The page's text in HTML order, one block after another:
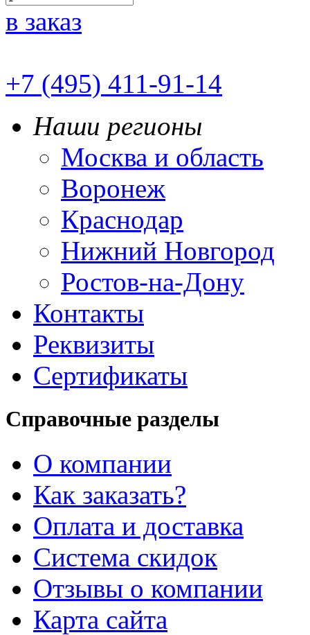
в заказ
+7 (495) 411-91-14
Наши регионы
Москва и область
Воронеж
Краснодар
Нижний Новгород
Ростов-на-Дону
Контакты
Реквизиты
Сертификаты
Справочные разделы
О компании
Как заказать?
Оплата и доставка
Система скидок
Отзывы о компании
Карта сайта